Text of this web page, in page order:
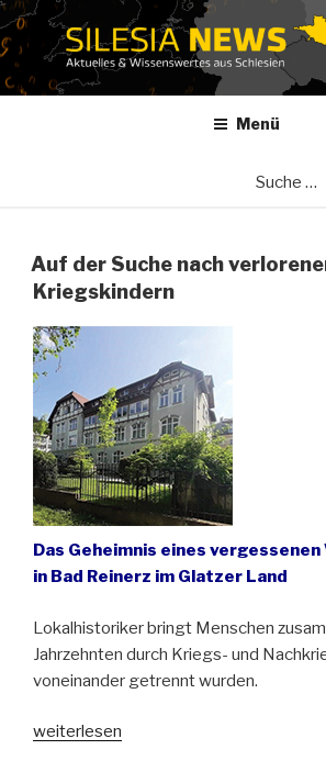
Zum
Inhalt
springen
Menü
Auf der Suche nach
Kriegskindern
Das Geheimnis eines vergessenen
in Bad Reinerz im Glatzer Land
Lokalhistoriker bringt Menschen
Jahrzehnten durch Kriegs- und
voneinander getrennt wurden.
„Auf
weiterlesen